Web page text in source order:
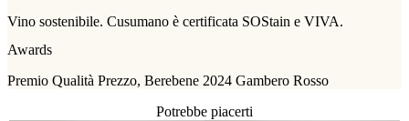
Vino sostenibile. Cusumano è certificata SOStain e VIVA.
Awards
Premio Qualità Prezzo, Berebene 2024 Gambero Rosso
Potrebbe piacerti